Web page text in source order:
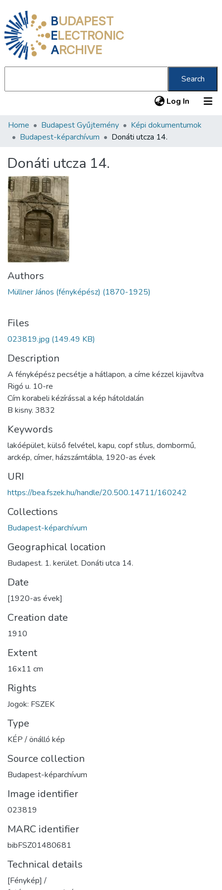
BUDAPEST
ELECTRONIC
ARCHIVE
Search
Log In (current)
Communities & Collections
Statistics
About us
Home Budapest Gyűjtemény
Képi dokumentumok
Budapest-képarchívum
Donáti utcza 14.
Donáti utcza 14.
Authors
Müllner János (fényképész) (1870-1925)
Files
023819.jpg (149.49 KB)
Description
A fényképész pecsétje a hátlapon, a címe kézzel kijavítva
Rigó u. 10-re
Cím korabeli kézírással a kép hátoldalán
B kisny. 3832
Keywords
lakóépület, külső felvétel, kapu, copf stílus, dombormű,
arckép, címer, házszámtábla, 1920-as évek
URI
https://bea.fszek.hu/handle/20.500.14711/160242
Collections
Budapest-képarchívum
Geographical location
Budapest. 1. kerület. Donáti utca 14.
Date
[1920-as évek]
Creation date
1910
Extent
16x11 cm
Rights
Jogok: FSZEK
Type
KÉP / önálló kép
Source collection
Budapest-képarchívum
Image identifier
023819
MARC identifier
bibFSZ01480681
Technical details
[Fénykép] /